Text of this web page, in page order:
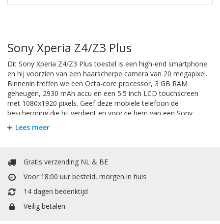
Sony Xperia Z4/Z3 Plus
Dit Sony Xperia Z4/Z3 Plus toestel is een high-end smartphone
en hij voorzien van een haarscherpe camera van 20 megapixel.
Binnenin treffen we een Octa-core processor, 3 GB RAM
geheugen, 2930 mAh accu en een 5.5 inch LCD touchscreen
met 1080x1920 pixels. Geef deze mobiele telefoon de
bescherming die hij verdient en voorzie hem van een Sony
Xperia Z4/Z3 Plus hoesje. Zodat u zorgeloos met uw telefoon
apparaat kunt gebruiken.
Sony Xperia Z4/Z3 Plus te beschermen door een hoesje. Bij
Mobiele Telefoonhoesje kunt u allerlei soorten hoesjes vinden.
papiergeld.. Het booktype wallet case hoesje heeft een extra
Lees meer
Gratis verzending NL & BE
Voor 18:00 uur besteld, morgen in huis
14 dagen bedenktijd
Veilig betalen